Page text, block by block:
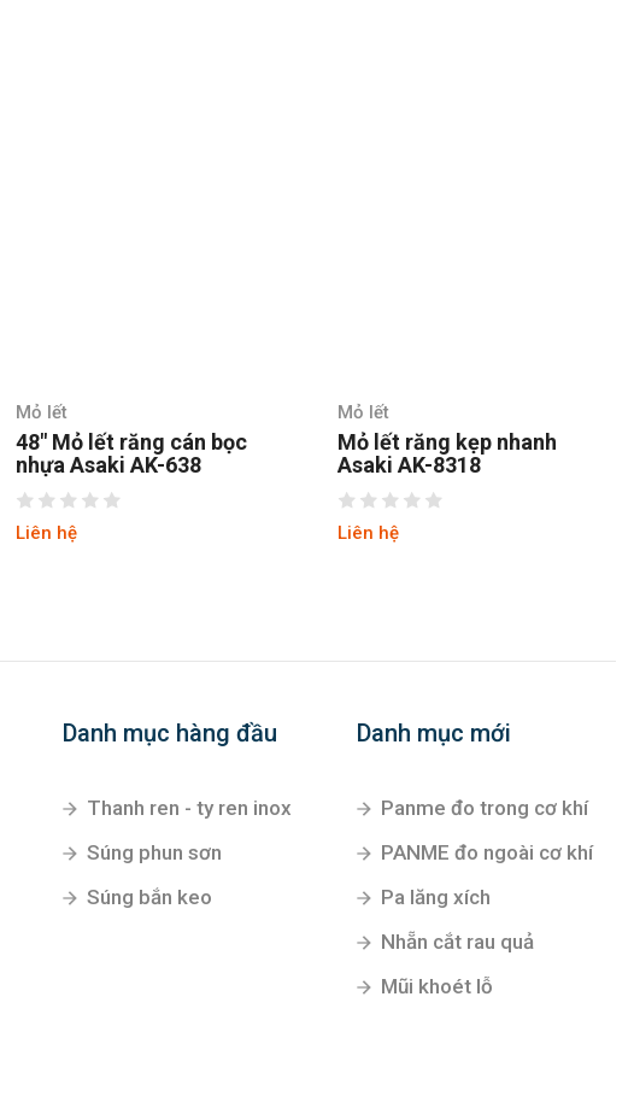
Mỏ lết
48″ Mỏ lết răng cán bọc
nhựa Asaki AK-638
Liên hệ
Mỏ lết
Mỏ lết răng kẹp nhanh
Asaki AK-8318
Liên hệ
Danh mục hàng đầu
Thanh ren - ty ren inox
Súng phun sơn
Súng bắn keo
Danh mục mới
Panme đo trong cơ khí
PANME đo ngoài cơ khí
Pa lăng xích
Nhẵn cắt rau quả
Mũi khoét lỗ